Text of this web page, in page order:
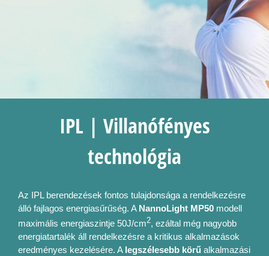
IPL | Villanófényes
technológia
Az IPL berendezések fontos tulajdonsága a rendelkezésre
álló fajlagos energiasűrűség. A NannoLight MP50 modell
maximális energiaszintje 50J/cm2, ezáltal még nagyobb
energiatartalék áll rendelkezésre a kritikus alkalmazások
eredményes kezelésére. A legszélesebb körű alkalmazási